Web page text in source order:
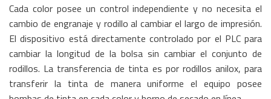
Cada color posee un control independiente y no necesita el
cambio de engranaje y rodillo al cambiar el largo de impresión.
El dispositivo está directamente controlado por el PLC para
cambiar la longitud de la bolsa sin cambiar el conjunto de
rodillos. La transferencia de tinta es por rodillos anilox, para
transferir la tinta de manera uniforme el equipo posee